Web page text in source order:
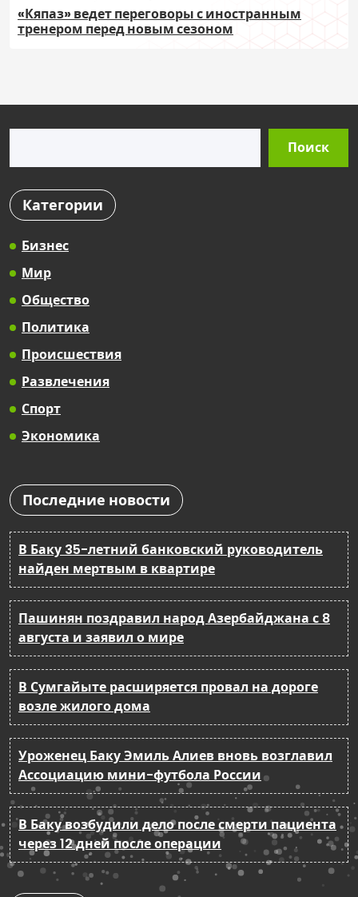
«Кяпаз» ведет переговоры с иностранным
тренером перед новым сезоном
Поиск
Категории
Бизнес
Мир
Общество
Политика
Происшествия
Развлечения
Спорт
Экономика
Последние новости
В Баку 35-летний банковский руководитель
найден мертвым в квартире
Пашинян поздравил народ Азербайджана с 8
августа и заявил о мире
В Сумгайыте расширяется провал на дороге
возле жилого дома
Уроженец Баку Эмиль Алиев вновь возглавил
Ассоциацию мини-футбола России
В Баку возбудили дело после смерти пациента
через 12 дней после операции